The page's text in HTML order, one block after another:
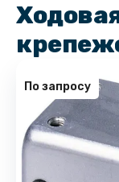
По запросу